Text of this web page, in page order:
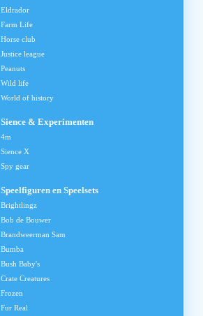
Eldrador
Farm Life
Horse club
Justice league
Peanuts
Wild life
World of history
Sience & Experimenten
4m
Sience X
Spy gear
Speelfiguren en Speelsets
Brightlingz
Bob de Bouwer
Brandweerman Sam
Bumba
Bush Baby's
Crate Creatures
Frozen
Fur Real